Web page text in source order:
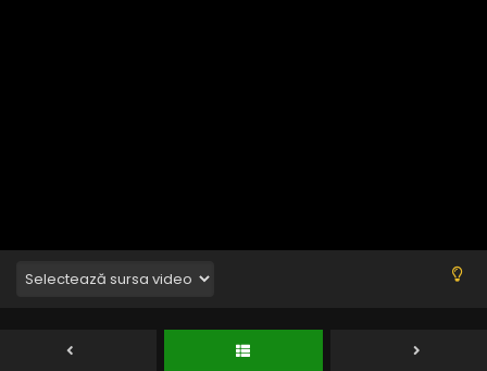
Miraculos: Buburuza și Motan Noir – Sezonul 5
Episodul 27 – Acțiune